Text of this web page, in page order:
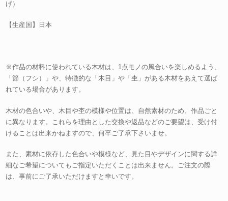
げ）
【生産国】日本
※作品の材料に使われている木材は、1点モノの風合いを楽しめるよう、
「節（フシ）」や、特徴的な「木目」や「杢」がある木材をあえて選ば
れている場合があります。
木材の色合いや、木目や杢の模様や位置は、自然素材のため、作品ごと
に異なります。これらを理由とした交換や返品などのご要望は、受け付
けることは出来かねますので、何卒ご了承下さいませ。
また、素材に依存した色合いや模様など、見た目やデザインに関する詳
細なご希望についてもご指定いただくことは出来ません。ご注文の際
は、事前にご了承いただけますと幸いです。